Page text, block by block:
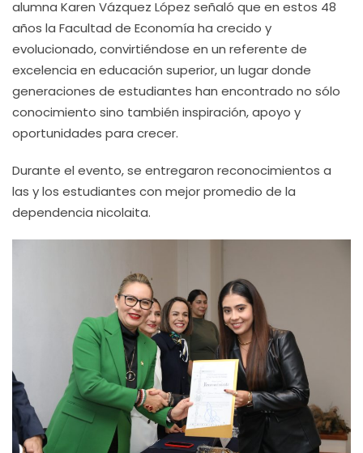
alumna Karen Vázquez López señaló que en estos 48
años la Facultad de Economía ha crecido y
evolucionado, convirtiéndose en un referente de
excelencia en educación superior, un lugar donde
generaciones de estudiantes han encontrado no sólo
conocimiento sino también inspiración, apoyo y
oportunidades para crecer.
Durante el evento, se entregaron reconocimientos a
las y los estudiantes con mejor promedio de la
dependencia nicolaita.